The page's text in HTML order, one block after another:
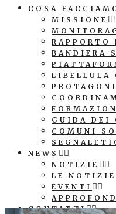
COSA
MISSIONE
BANDIERA
LIBELLULA
GUIDA DEI
COMUNI
NEWS
NOTIZIE
LE
EVENTI
CONTATTI